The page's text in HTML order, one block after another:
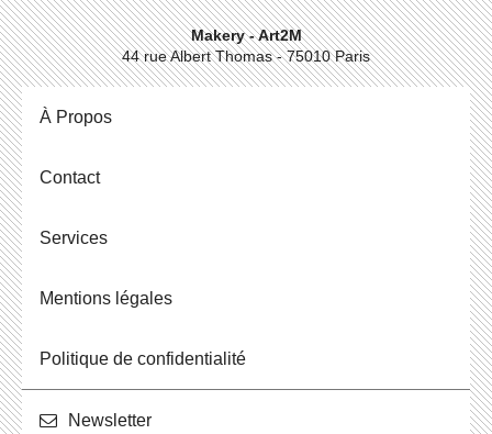
Makery - Art2M
44 rue Albert Thomas - 75010 Paris
À Propos
Contact
Ser­vices
Men­tions légales
Po­li­tique de confidentialité
News­let­ter